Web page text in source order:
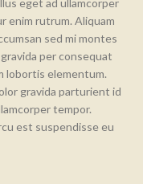
eget ad ullamcorper
enim rutrum. Aliquam
sed mi montes
per consequat
lobortis elementum.
gravida parturient id
tempor.
est suspendisse eu